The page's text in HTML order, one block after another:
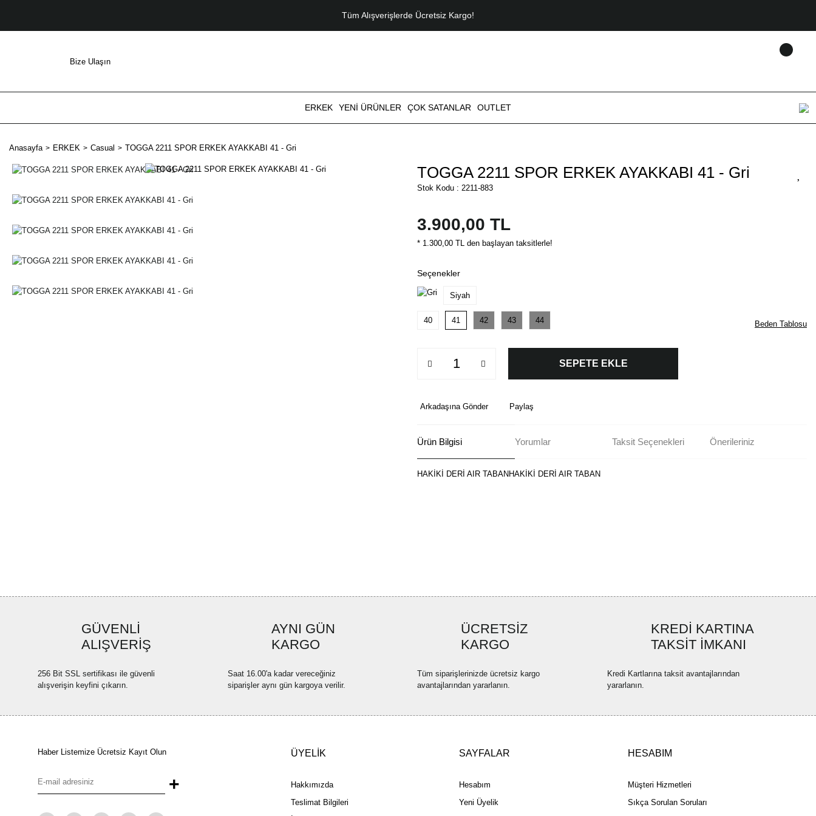
Tüm Alışverişlerde Ücretsiz Kargo!
Bize Ulaşın
ERKEK YENİ ÜRÜNLER ÇOK SATANLAR OUTLET
Anasayfa ERKEK Casual TOGGA 2211 SPOR ERKEK AYAKKABI 41 - Gri
TOGGA 2211 SPOR ERKEK AYAKKABI 41 - Gri
Stok Kodu : 2211-883
3.900,00 TL
* 1.300,00 TL den başlayan taksitlerle!
Seçenekler
Siyah
40 41 42 43 44 Beden Tablosu
SEPETE EKLE
Arkadaşına Gönder Paylaş
Ürün Bilgisi Yorumlar Taksit Seçenekleri Önerileriniz
HAKİKİ DERİ AIR TABANHAKİKİ DERİ AIR TABAN
Bu ürüne benzer farklı alternatifler olmalı.
GÜVENLİ
ALIŞVERİŞ
256 Bit SSL sertifikası ile güvenli
alışverişin keyfini çıkarın.
AYNI GÜN
KARGO
Saat 16.00'a kadar vereceğiniz
siparişler aynı gün kargoya verilir.
ÜCRETSİZ
KARGO
Tüm siparişlerinizde ücretsiz kargo
avantajlarından yararlanın.
KREDİ KARTINA
TAKSİT İMKANI
Kredi Kartlarına taksit avantajlarından
yararlanın.
Haber Listemize Ücretsiz Kayıt Olun
+
ÜYELİK
Hakkımızda
Teslimat Bilgileri
SAYFALAR
Hesabım
Yeni Üyelik
HESABIM
Müşteri Hizmetleri
Sıkça Sorulan Soruları